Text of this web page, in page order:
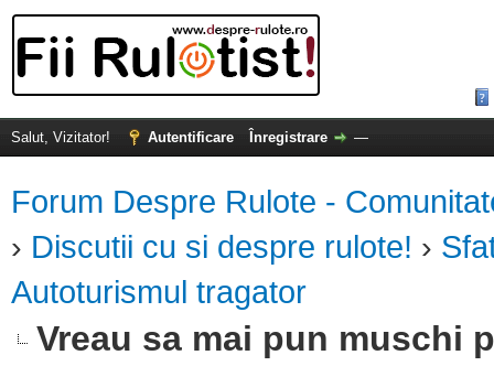
Salut, Vizitator! Autentificare Înregistrare —
Forum Despre Rulote -
› Discutii cu si despre rulote! ›
Autoturismul tragator
Vreau sa mai pun muschi